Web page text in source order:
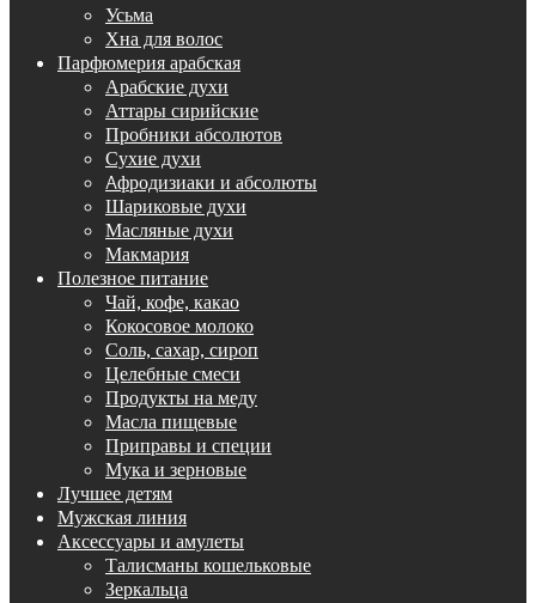
Усьма
Хна для волос
Парфюмерия арабская
Арабские духи
Аттары сирийские
Пробники абсолютов
Сухие духи
Aфродизиаки и абсолюты
Шариковые духи
Масляные духи
Макмария
Полезное питание
Чай, кофе, какао
Кокосовое молоко
Соль, сахар, сироп
Целебные смеси
Продукты на меду
Масла пищевые
Приправы и специи
Мука и зерновые
Лучшее детям
Мужская линия
Аксессуары и амулеты
Талисманы кошельковые
Зеркальца